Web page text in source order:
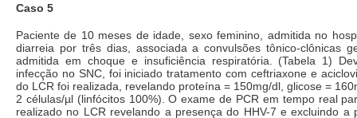
Caso 5
Paciente de 10 meses de idade, sexo feminino, admitida no
diarreia por três dias, associada a convulsões tônico-clônicas
admitida em choque e insuficiência respiratória. (Tabela 1)
infecção no SNC, foi iniciado tratamento com ceftriaxone e
do LCR foi realizada, revelando proteína = 150mg/dl, glicose =
2 células/µl (linfócitos 100%). O exame de PCR em tempo real
realizado no LCR revelando a presença do HHV-7 e excluindo a